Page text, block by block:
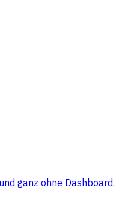
ganz ohne Dashboard.